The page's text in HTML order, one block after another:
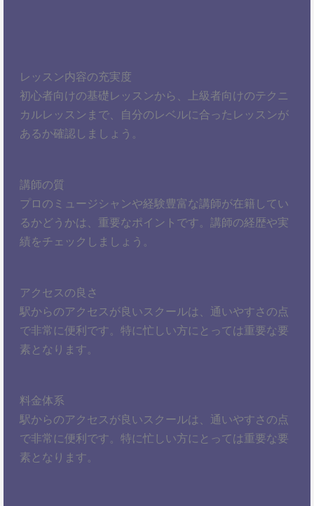
レッスン内容の充実度
初心者向けの基礎レッスンから、上級者向けのテクニ
カルレッスンまで、自分のレベルに合ったレッスンが
あるか確認しましょう。
講師の質
プロのミュージシャンや経験豊富な講師が在籍してい
るかどうかは、重要なポイントです。講師の経歴や実
績をチェックしましょう。
アクセスの良さ
駅からのアクセスが良いスクールは、通いやすさの点
で非常に便利です。特に忙しい方にとっては重要な要
素となります。
料金体系
駅からのアクセスが良いスクールは、通いやすさの点
で非常に便利です。特に忙しい方にとっては重要な要
素となります。